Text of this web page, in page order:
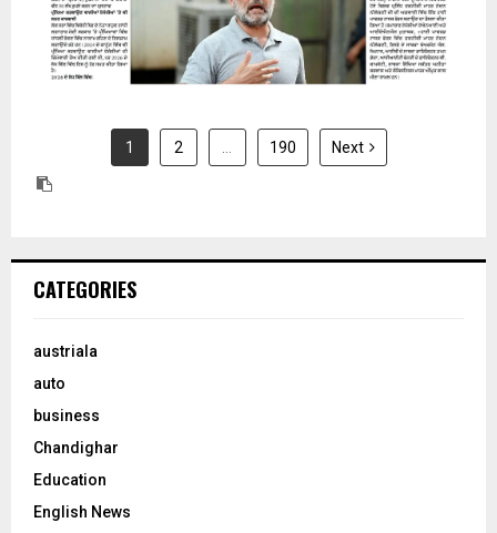
1 2 … 190 Next
CATEGORIES
austriala
auto
business
Chandighar
Education
English News